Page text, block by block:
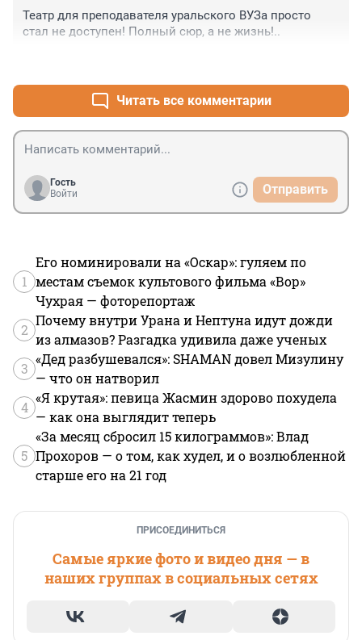
Театр для преподавателя уральского ВУЗа просто
стал не доступен! Полный сюр, а не жизнь!..
Читать все комментарии
Гость
Войти
Отправить
1
Его номинировали на «Оскар»: гуляем по
местам съемок культового фильма «Вор»
Чухрая — фоторепортаж
2
Почему внутри Урана и Нептуна идут дожди
из алмазов? Разгадка удивила даже ученых
3
«Дед разбушевался»: SHAMAN довел Мизулину
— что он натворил
4
«Я крутая»: певица Жасмин здорово похудела
— как она выглядит теперь
5
«За месяц сбросил 15 килограммов»: Влад
Прохоров — о том, как худел, и о возлюбленной
старше его на 21 год
ПРИСОЕДИНИТЬСЯ
Самые яркие фото и видео дня — в
наших группах в социальных сетях